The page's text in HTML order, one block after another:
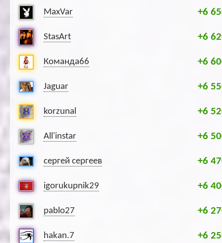
MaxVar +6
StasArt +6
Команда66 +6
Jaguar +6
korzunal +6
All'instar +6
сергей сергеев +6
igorukupnik29 +6
pablo27 +6
hakan.7 +6